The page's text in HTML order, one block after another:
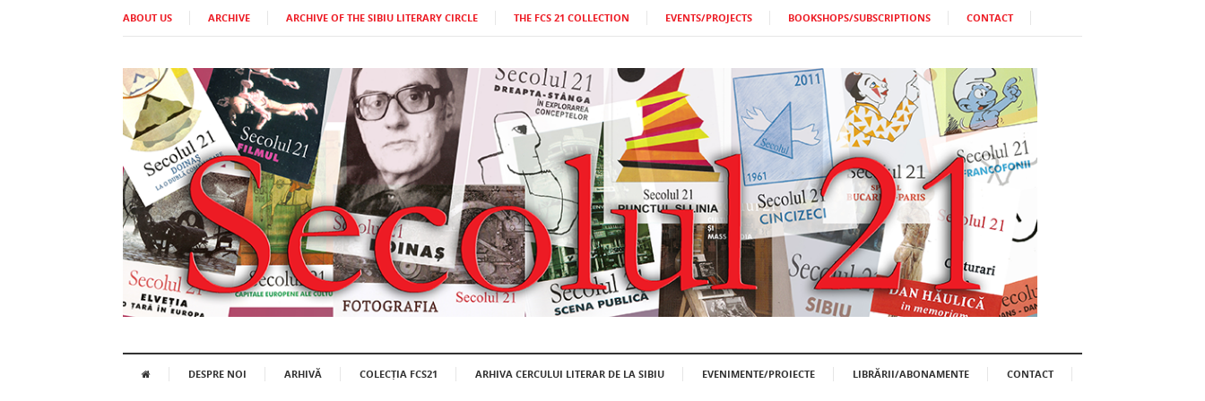
ABOUT US ARCHIVE ARCHIVE OF THE SIBIU LITERARY CIRCLE THE FCS 21 COLLECTION EVENTS/PROJECTS BOOKSHOPS/SUBSCRIPTIONS CONTACT
DESPRE NOI ARHIVĂ COLECȚIA FCS21 ARHIVA CERCULUI LITERAR DE LA SIBIU EVENIMENTE/PROIECTE LIBRĂRII/ABONAMENTE CONTACT